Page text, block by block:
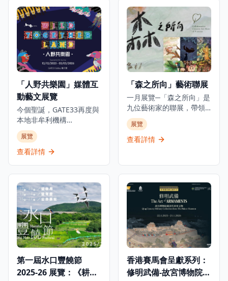
情、脆弱的美」展覽，探
索這位文學巨匠與淺水灣
酒店這座地標的深厚聯
繫。展覽將於2025年10月
1日至2026年3月1日舉
行，邀請觀眾穿梭淺水灣
酒店的歷史與張愛玲的文
為這位中國文壇傳奇的靈
感來源，在時代流轉中如
何啟發她的創作。是次展
覽將展出多件珍貴藏品，
包括1941年的酒店菜單、
歷史照片及從未曝光的資
料，見證淺水灣酒店的輝
煌歷史。除此之外，展覽
稿和信件複製品，讓觀眾
可以一暏張愛玲的內心世
界，了解淺水灣酒店如何
滋養她去探索渴望、追逐
必朽世界的美麗剎那。
古遺址的250件珍貴文物。
展覽透過四個主題部分追
溯古埃及文明5000年的發
展：「法老的國度」、
「圖坦卡門的世界」、
「塞加拉的秘密」及「古
埃及與世界」。重點展品
的巨型雕像、黃金飾物、
大型棺槨、動物木乃伊及
最新考古發現。所有文物
均首次在香港展出，其中
許多更是首次在埃及以外
地區展出。
「人野共樂園」媒體互
動藝文展覽
今個聖誕，GATE33再度與
本地非牟利機構
ALAN（ARTISTS who
LOVE ANIMALS &
NATURE）攜手呈獻極具意
品，化身動物視角，親身
經歷牠們在都市中的挑
戰。 由香港、日本及意大
利的藝術家共同創作，以
「都市叢林」為背景的奇
幻動物派對。展覽打造七
大互動展區，帶領觀眾從
身體驗其困境。 包括日本
神奈川設計團隊Sino Inc.
展覽
查看詳情
「森之所向」藝術聯展
一月展覽─「森之所向」是
九位藝術家的聯展，帶領
觀眾進入純粹的創作世
界，發掘真誠的藝術家之
旅。展覽名稱源自一篇文
始，也象徵珍惜每一張紙
的來源——提醒自己創作
始於最純粹的初心，不在
乎好壞，而是那份純粹創
作的心。 藝術家們共同探
索著內心的奧秘，重拾初
心。畫室不僅是工作的場
所，更是藝術探索和自我
發現的空間。 展覽費用全
展覽
查看詳情
第一屆水口豐饒節
2025-26 展覽：《耕作
香港賽馬會呈獻系列：
修明武備-故宮博物院藏